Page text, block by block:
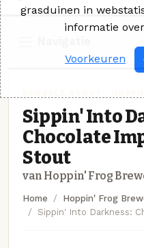
Sippin' Into
Chocolate
Stout
van Hoppin' Frog
Home
Hoppin' Frog
Sippin' Into Darkness:
grasduinen in
informatie
Voorkeuren